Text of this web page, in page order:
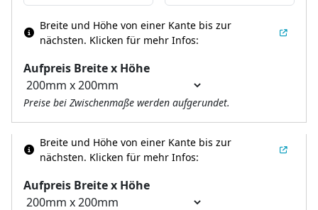
Aufpreis Breite x Höhe
Breite und Höhe von einer Kante bis zur
nächsten. Klicken für mehr Infos:
Preise bei Zwischenmaße werden aufgerundet.
Aufpreis Breite x Höhe
Breite und Höhe von einer Kante bis zur
nächsten. Klicken für mehr Infos: